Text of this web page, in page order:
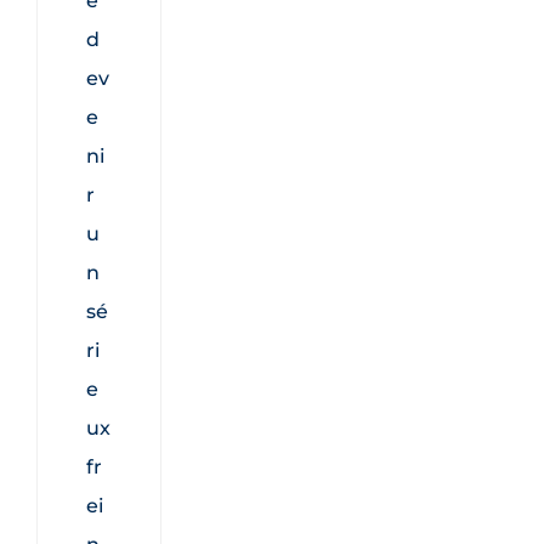
d
ev
e
ni
r
u
n
sé
ri
e
ux
fr
ei